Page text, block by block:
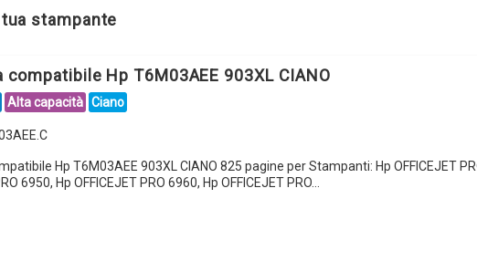
stampante
compatibile Hp T6M03AEE 903XL CIANO
Alta capacità Ciano
Hp T6M03AEE 903XL CIANO 825 pagine per Stampanti: Hp OFFICEJET
6950, Hp OFFICEJET PRO 6960, Hp OFFICEJET PRO…